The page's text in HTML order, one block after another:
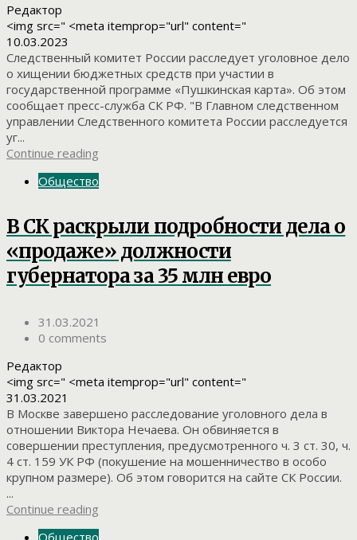
Редактор
<img src=" <meta itemprop="url" content="
10.03.2023
Следственный комитет России расследует уголовное дело
о хищении бюджетных средств при участии в
государственной программе «Пушкинская карта». Об этом
сообщает пресс-служба СК РФ. "В Главном следственном
управлении Следственного комитета России расследуется
уг...
Continue reading
Общество
В СК раскрыли подробности дела о
«продаже» должности
губернатора за 35 млн евро
31.03.2021
0 comments
Редактор
<img src=" <meta itemprop="url" content="
31.03.2021
В Москве завершено расследование уголовного дела в
отношении Виктора Нечаева. Он обвиняется в
совершении преступления, предусмотренного ч. 3 ст. 30, ч.
4 ст. 159 УК РФ (покушение на мошенничество в особо
крупном размере). Об этом говорится на сайте СК России.
...
Continue reading
Общество